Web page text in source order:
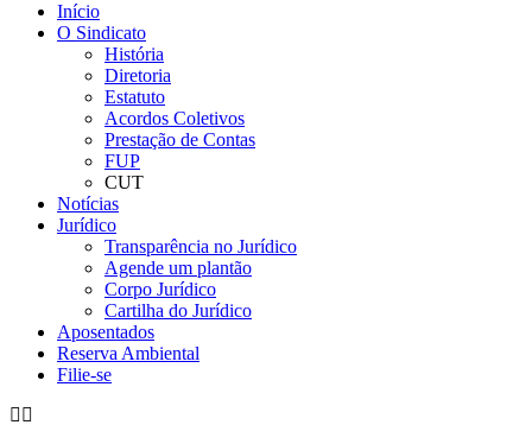
Início
O Sindicato
História
Diretoria
Estatuto
Acordos Coletivos
Prestação de Contas
FUP
CUT
Notícias
Jurídico
Transparência no Jurídico
Agende um plantão
Corpo Jurídico
Cartilha do Jurídico
Aposentados
Reserva Ambiental
Filie-se